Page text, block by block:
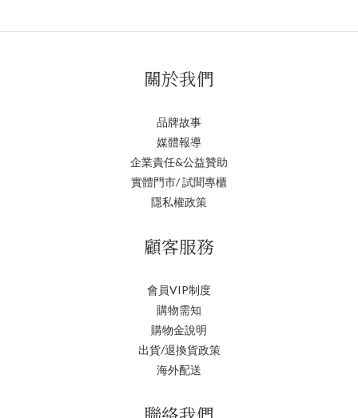
關於我們
品牌故事
媒體報導
企業責任&公益贊助
實體門市/ 試聞專櫃
隱私權政策
顧客服務
會員VIP制度
購物需知
購物金說明
出貨/退換貨政策
海外配送